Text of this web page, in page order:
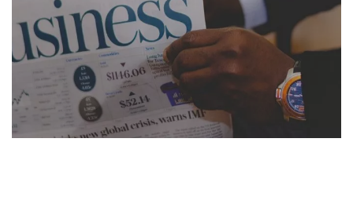
conference is intended for everyone involved in the
semiconductor industry, including engineers,
professional experts, and senior executives.
לחץ לפרטים